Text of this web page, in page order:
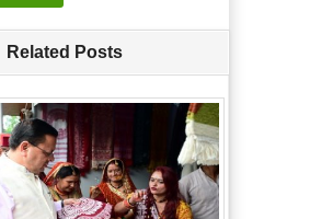
Related Posts